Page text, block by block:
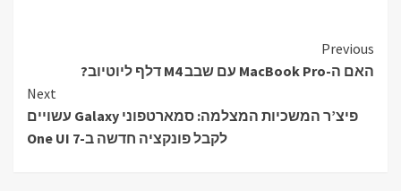
Continue
Reading
Previous
האם ה-MacBook Pro עם שבב M4 דלף ליוטיוב?
Next
פיצ’ר המשכיות המצלמה: סמארטפוני Galaxy עשויים
לקבל פונקציה חדשה ב-One UI 7